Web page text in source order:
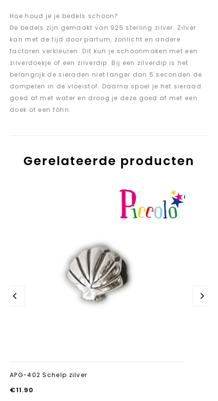
Hoe houd je je bedels schoon?
De bedels zijn gemaakt van 925 sterling zilver. Zilver
kan met de tijd door parfum, zonlicht en andere
factoren verkleuren. Dit kun je schoonmaken met een
zilverdoekje of een zilverdip. Bij een zilverdip is het
belangrijk de sieraden niet langer dan 5 seconden de
dompelen in de vloeistof. Daarna spoel je het sieraad
goed af met water en droog je deze goed af met een
doek of een föhn.
Gerelateerde producten
APG-402 Schelp zilver
€11.90